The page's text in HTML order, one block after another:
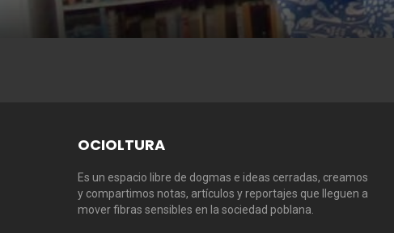
OCIOLTURA
Es un espacio libre de dogmas e ideas cerradas, creamos
y compartimos notas, artículos y reportajes que lleguen a
mover fibras sensibles en la sociedad poblana.